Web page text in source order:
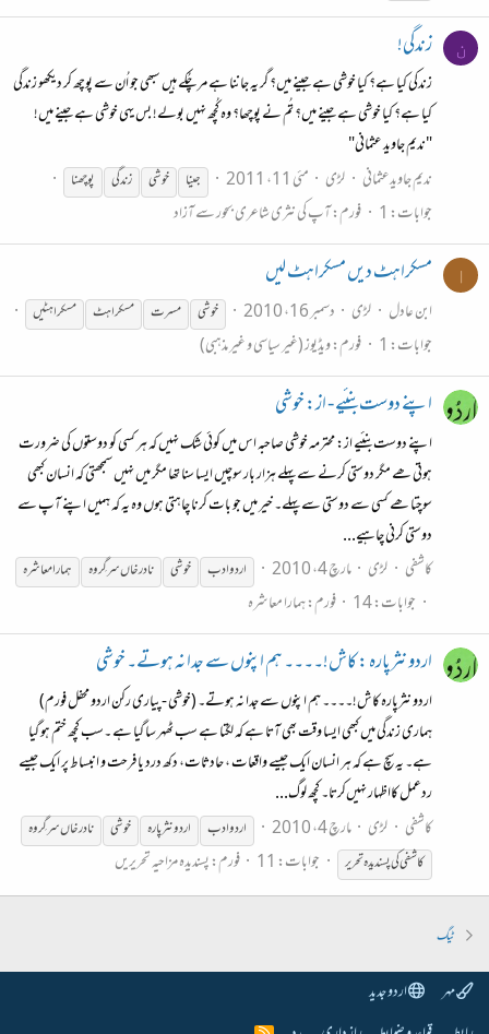
ن زندگی!
زندکی کیا ہے؟ کیا خوشی ہے جینے میں؟ گر یہ جاننا ہے مر چُکے ہیں سبھی جو اُن سے پوچھ کر دیکھو زندگی
کیا ہے؟ کیا خوشی ہے جینے میں؟ تُم نے پوچھا؟ وہ کُچھ نہیں بولے! بس یہی خوشی ہے جینے میں!
"ندیم جاوید عثمانی"
ندیم جاویدعثمانی لڑی مئی 11، 2011 جینا خوشی زندگی پوچھنا
جوابات: 1 فورم:آپ کی نثری شاعری بحور سے آزاد
ا مسکراہٹ دیں مسکراہٹ لیں
ابن عادل لڑی دسمبر 16، 2010 خوشی مسرت مسکراہٹ مسکراہٹیں
جوابات: 1 فورم:ویڈیوز (غیر سیاسی و غیر مذہبی)
اپنے دوست بنئیے - از: خوشی
اپنے دوست بنئیے از: محترمہ خوشی صاحبہ اس میں کوئی شک نہیں کہ ہر کسی کو دوستوں کی ضرورت
ہوتی ھے مگر دوستی کرنے سے پہلے ہزار بار سوچیں ایسا سنا تھا مگر میں نہیں سمجھتی کہ انسان کبھی
سوچتا ھے کسی سے دوستی سے پہلے۔ خیر میں جو بات کرنا چاہتی ہوں وہ یہ کہ ہمیں اپنے آپ سے
دوستی کرنی چاہیے...
کاشفی
لڑی مارچ 4، 2010 اردو ادب خوشی نادر خاں سرگِروہ ہمارا معاشرہ
جوابات: 14 فورم:ہمارا معاشرہ
اردو نثرپارہ : کاش!۔۔۔۔ ہم اپنوں سے جدا نہ ہوتے۔ خوشی
اردو نثرپارہ کاش!۔۔۔۔ ہم اپنوں سے جدا نہ ہوتے۔ (خوشی - پیاری رکن اردو محفل فورم)
ہماری زندگی میں کبھی ایسا وقت بھی آتا ہے کہ لگتا ہے سب ٹھہر سا گیا ہے ۔سب کچھ ختم ہو گیا
ہے۔ یہ سچ ہے کہ ہر انسان ایک جیسے واقعات ، حادثات، دکھ درد یا فرحت و انبساط پر ایک جیسے
ردعمل کااظہار نہیں‌کرتا۔ کچھ لوگ...
کاشفی
لڑی مارچ 4، 2010 اردو ادب اردو نثر پارہ خوشی
نادر خاں سرگِروہ
کاشفی کی پسندیدہ تحریر
جوابات: 11 فورم:پسندیدہ مزاحیہ تحریریں
ٹیگ
مہر
اردو جدید